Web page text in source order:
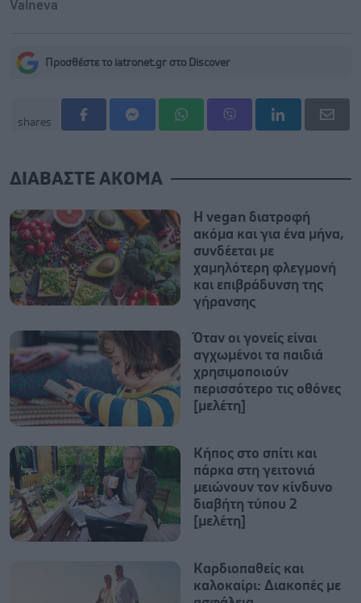
Valneva
Προσθέστε το iatronet.gr στο Discover
shares
ΔΙΑΒΑΣΤΕ ΑΚΟΜΑ
Η vegan διατροφή
ακόμα και για ένα μήνα,
συνδέεται με
χαμηλότερη φλεγμονή
και επιβράδυνση της
γήρανσης
Όταν οι γονείς είναι
αγχωμένοι τα παιδιά
χρησιμοποιούν
περισσότερο τις οθόνες
[μελέτη]
Κήπος στο σπίτι και
πάρκα στη γειτονιά
μειώνουν τον κίνδυνο
διαβήτη τύπου 2
[μελέτη]
Καρδιοπαθείς και
καλοκαίρι: Διακοπές με